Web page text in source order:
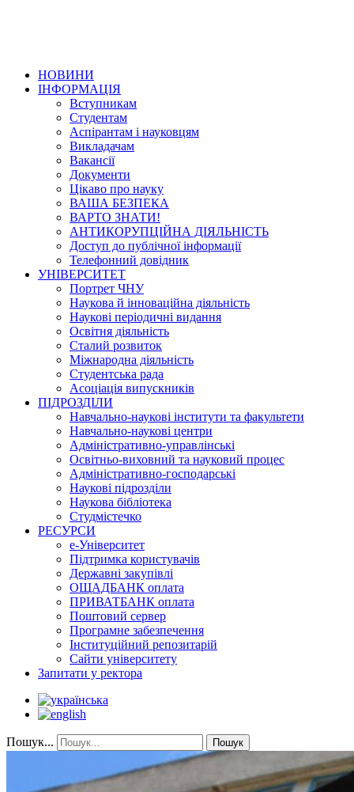
НОВИНИ
ІНФОРМАЦІЯ
Вступникам
Студентам
Аспірантам і науковцям
Викладачам
Вакансії
Документи
Цікаво про науку
ВАША БЕЗПЕКА
ВАРТО ЗНАТИ!
АНТИКОРУПЦІЙНА ДІЯЛЬНІСТЬ
Доступ до публічної інформації
Телефонний довідник
УНІВЕРСИТЕТ
Портрет ЧНУ
Наукова й інноваційна діяльність
Наукові періодичні видання
Освітня діяльність
Сталий розвиток
Міжнародна діяльність
Студентська рада
Асоціація випускників
ПІДРОЗДІЛИ
Навчально-наукові інститути та факультети
Навчально-наукові центри
Адміністративно-управлінські
Освітньо-виховний та науковий процес
Адміністративно-господарські
Наукові підрозділи
Наукова бібліотека
Студмістечко
РЕСУРСИ
е-Університет
Підтримка користувачів
Державні закупівлі
ОЩАДБАНК оплата
ПРИВАТБАНК оплата
Поштовий сервер
Програмне забезпечення
Інституційний репозитарій
Сайти університету
Запитати у ректора
Пошук... Пошук